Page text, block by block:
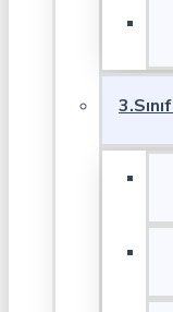
3.Sınıf